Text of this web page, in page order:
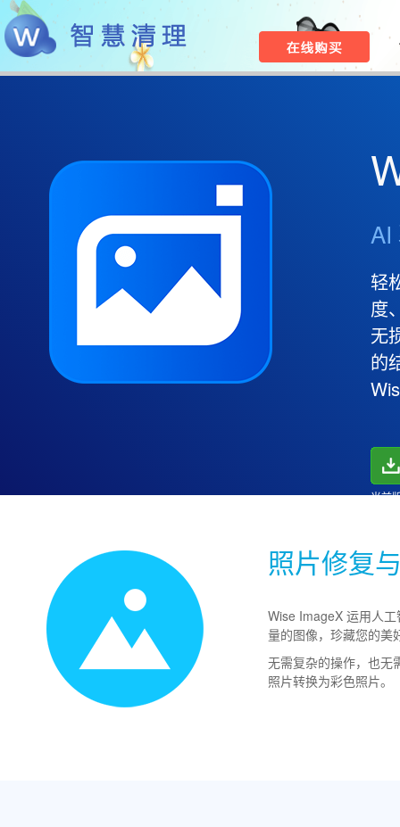
AI
轻
度
无
的
当前
照片修复
Wise ImageX 运用人
量的图像，珍藏您的美
无需复杂的操作，也无
照片转换为彩色照片。